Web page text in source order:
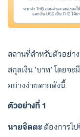
สถานที่สำหรับตัวอย่าง
สกุลเงิน ‘บาท’ โดยจ
อย่างง่ายดายดังนี้
ตัวอย่างที่ 1
นายจิตตะ ต้องการไ